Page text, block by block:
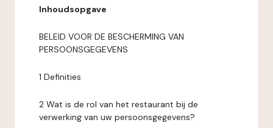
Inhoudsopgave
BELEID VOOR DE BESCHERMING VAN
PERSOONSGEGEVENS
1 Definities
2 Wat is de rol van het restaurant bij de
verwerking van uw persoonsgegevens?